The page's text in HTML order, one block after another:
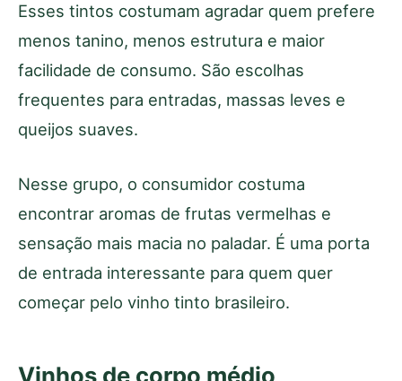
Esses tintos costumam agradar quem prefere
menos tanino, menos estrutura e maior
facilidade de consumo. São escolhas
frequentes para entradas, massas leves e
queijos suaves.
Nesse grupo, o consumidor costuma
encontrar aromas de frutas vermelhas e
sensação mais macia no paladar. É uma porta
de entrada interessante para quem quer
começar pelo vinho tinto brasileiro.
Vinhos de corpo médio